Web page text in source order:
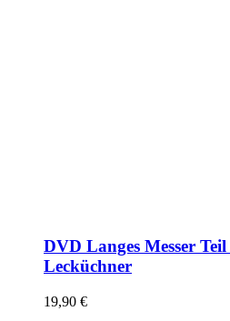
DVD Langes Messer
Lecküchner
19,90 €